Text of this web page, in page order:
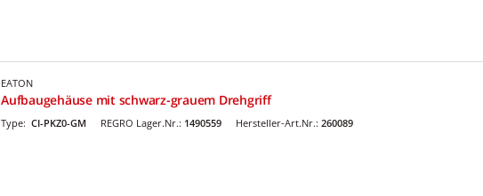
EATON
Aufbaugehäuse mit schwarz-grauem Drehgriff
REGRO Lager.Nr.: 1490559
Type: CI-PKZ0-GM Hersteller-Art.Nr.: 260089